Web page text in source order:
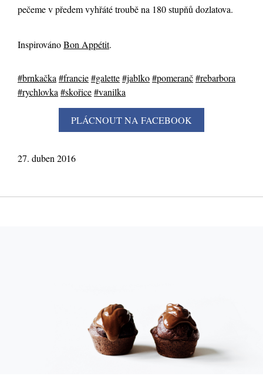
pečeme v předem vyhřáté troubě na 180 stupňů dozlatova.
InspirovánoBon Appétit.
#brnkačka #francie#galette#jablko#pomeranč#rebarbora
#rychlovka #skořice#vanilka
27. duben 2016